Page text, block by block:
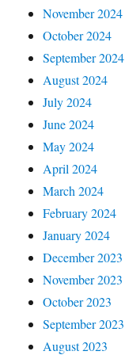
November 2024
October 2024
September 2024
August 2024
July 2024
June 2024
May 2024
April 2024
March 2024
February 2024
January 2024
December 2023
November 2023
October 2023
September 2023
August 2023